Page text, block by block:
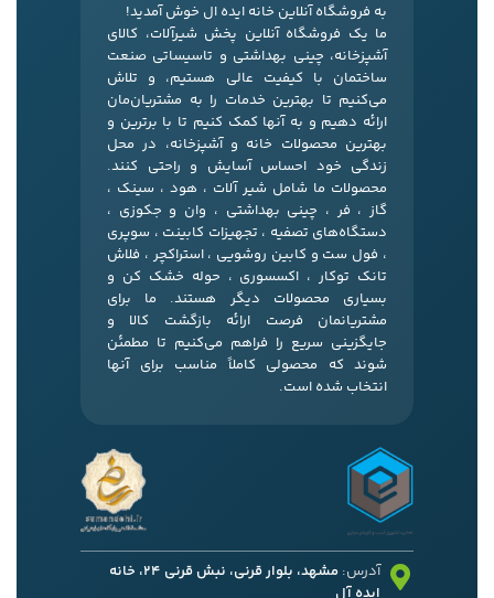
به فروشگاه آنلاین خانه ایده ال خوش آمدید!
ما یک فروشگاه آنلاین پخش شیرآلات، کالای
آشپزخانه، چینی بهداشتی و تاسیساتی صنعت
ساختمان با کیفیت عالی هستیم، و تلاش
می‌کنیم تا بهترین خدمات را به مشتریان‌مان
ارائه دهیم و به آنها کمک کنیم تا با برترین و
بهترین محصولات خانه و آشپزخانه، در محل
زندگی خود احساس آسایش و راحتی کنند.
محصولات ما شامل شیر آلات ، هود ، سینک ،
گاز ، فر ، چینی بهداشتی ، وان و جکوزی ،
دستگاه‌های تصفیه ، تجهیزات کابینت ، سوپری
، فول ست و کابین روشویی ، استراکچر ، فلاش
تانک توکار ، اکسسوری ، حوله خشک کن و
بسیاری محصولات دیگر هستند. ما برای
مشتریانمان فرصت ارائه بازگشت کالا و
جایگزینی سریع را فراهم می‌کنیم تا مطمئن
شوند که محصولی کاملاً مناسب برای آنها
انتخاب شده است.
آدرس:
مشهد، بلوار قرنی، نبش قرنی 24، خانه
ایده آل